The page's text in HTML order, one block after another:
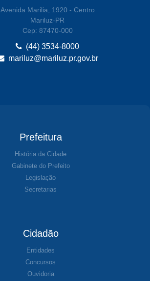
Avenida Marilia, 1920 - Centro
Mariluz-PR
Cep: 87470-000
(44) 3534-8000
mariluz@mariluz.pr.gov.br
Prefeitura
História da Cidade
Gabinete do Prefeito
Legislação
Secretarias
Cidadão
Entidades
Concursos
Ouvidoria